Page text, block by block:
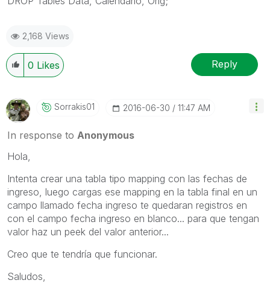
2,168 Views
0 Likes Reply
Sorrakis01 ‎2016-06-30 11:47 AM
In response to Anonymous
Hola,
Intenta crear una tabla tipo mapping con las fechas de
ingreso, luego cargas ese mapping en la tabla final en un
campo llamado fecha ingreso te quedaran registros en
con el campo fecha ingreso en blanco... para que tengan
valor haz un peek del valor anterior...
Creo que te tendría que funcionar.
Saludos,